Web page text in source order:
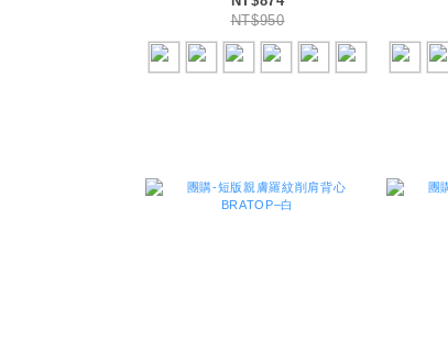
NT$950